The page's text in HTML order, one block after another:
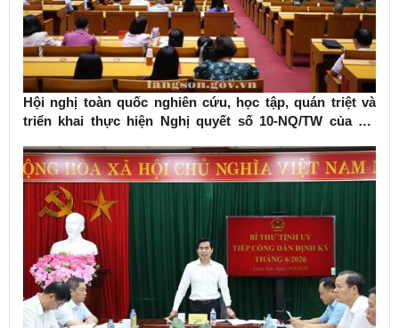
Hội nghị toàn quốc nghiên cứu, học tập, quán triệt và
triển khai thực hiện Nghị quyết số 10-NQ/TW của Bộ